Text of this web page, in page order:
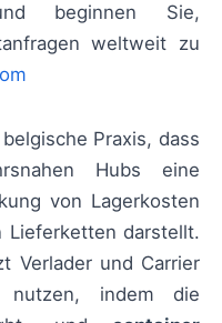
beginnen Sie,
weltweit zu
Praxis, dass
Hubs eine
von Lagerkosten
Lieferketten darstellt.
Verlader und Carrier
indem die